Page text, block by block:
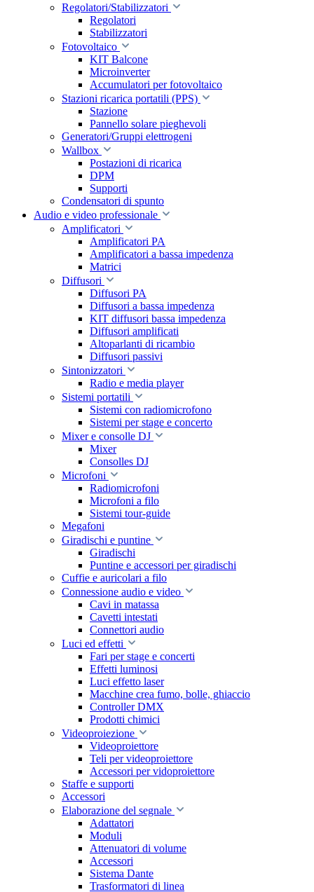
Regolatori/Stabilizzatori
Regolatori
Stabilizzatori
Fotovoltaico
KIT Balcone
Microinverter
Accumulatori per fotovoltaico
Stazioni ricarica portatili (PPS)
Stazione
Pannello solare pieghevoli
Generatori/Gruppi elettrogeni
Wallbox
Postazioni di ricarica
DPM
Supporti
Condensatori di spunto
Audio e video professionale
Amplificatori
Amplificatori PA
Amplificatori a bassa impedenza
Matrici
Diffusori
Diffusori PA
Diffusori a bassa impedenza
KIT diffusori bassa impedenza
Diffusori amplificati
Altoparlanti di ricambio
Diffusori passivi
Sintonizzatori
Radio e media player
Sistemi portatili
Sistemi con radiomicrofono
Sistemi per stage e concerto
Mixer e consolle DJ
Mixer
Consolles DJ
Microfoni
Radiomicrofoni
Microfoni a filo
Sistemi tour-guide
Megafoni
Giradischi e puntine
Giradischi
Puntine e accessori per giradischi
Cuffie e auricolari a filo
Connessione audio e video
Cavi in matassa
Cavetti intestati
Connettori audio
Luci ed effetti
Fari per stage e concerti
Effetti luminosi
Luci effetto laser
Macchine crea fumo, bolle, ghiaccio
Controller DMX
Prodotti chimici
Videoproiezione
Videoproiettore
Teli per videoproiettore
Accessori per vidoproiettore
Staffe e supporti
Accessori
Elaborazione del segnale
Adattatori
Moduli
Attenuatori di volume
Accessori
Sistema Dante
Trasformatori di linea